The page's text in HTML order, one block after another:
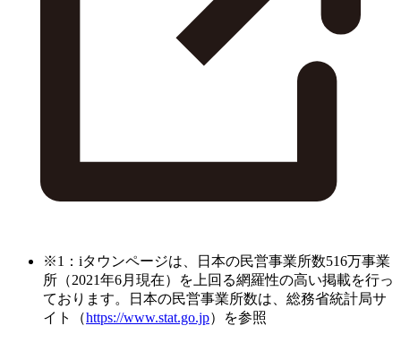
※1：iタウンページは、日本の民営事業所数516万事業
所（2021年6月現在）を上回る網羅性の高い掲載を行っ
ております。日本の民営事業所数は、総務省統計局サ
イト（https://www.stat.go.jp）を参照